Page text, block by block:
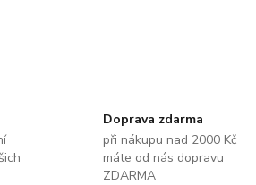
Doprava zdarma
při nákupu nad 2000 Kč
máte od nás dopravu
ZDARMA